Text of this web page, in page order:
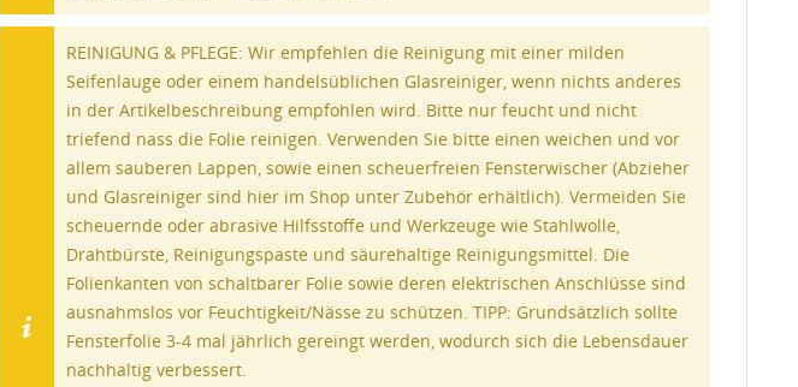
REINIGUNG & PFLEGE: Wir empfehlen die Reinigung mit einer milden
Seifenlauge oder einem handelsüblichen Glasreiniger, wenn nichts anderes
in der Artikelbeschreibung empfohlen wird. Bitte nur feucht und nicht
triefend nass die Folie reinigen. Verwenden Sie bitte einen weichen und vor
allem sauberen Lappen, sowie einen scheuerfreien Fensterwischer (Abzieher
und Glasreiniger sind hier im Shop unter Zubehör erhältlich). Vermeiden Sie
scheuernde oder abrasive Hilfsstoffe und Werkzeuge wie Stahlwolle,
Drahtbürste, Reinigungspaste und säurehaltige Reinigungsmittel. Die
Folienkanten von schaltbarer Folie sowie deren elektrischen Anschlüsse sind
ausnahmslos vor Feuchtigkeit/Nässe zu schützen. TIPP: Grundsätzlich sollte
Fensterfolie 3-4 mal jährlich gereingt werden, wodurch sich die Lebensdauer
nachhaltig verbessert.